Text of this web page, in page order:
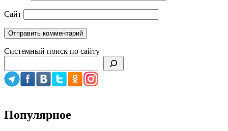
Сайт
Системный поиск по сайту
Популярное